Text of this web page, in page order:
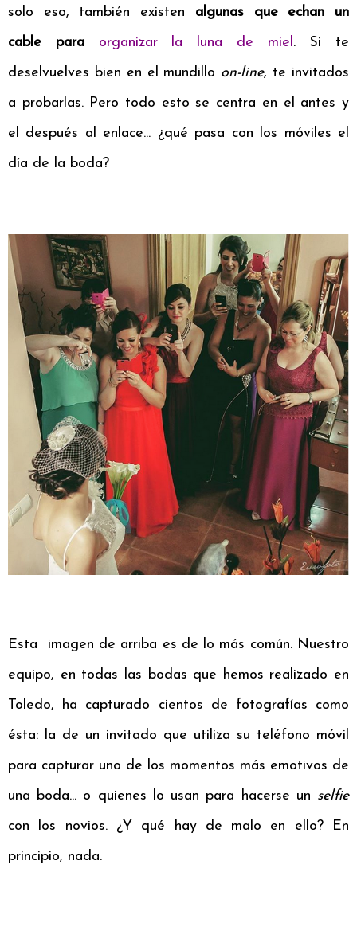
solo eso, también existen algunas que echan un
cable para
organizar la luna de miel . Si te
deselvuelves bien en el mundillo on-line, te invitados
a probarlas. Pero todo esto se centra en el antes y
el después al enlace... ¿qué pasa con los móviles el
día de la boda?
Esta imagen de arriba es de lo más común. Nuestro
equipo, en todas las bodas que hemos realizado en
Toledo, ha capturado cientos de fotografías como
ésta: la de un invitado que utiliza su teléfono móvil
para capturar uno de los momentos más emotivos de
una boda... o quienes lo usan para hacerse un selfie
con los novios. ¿Y qué hay de malo en ello? En
principio, nada.